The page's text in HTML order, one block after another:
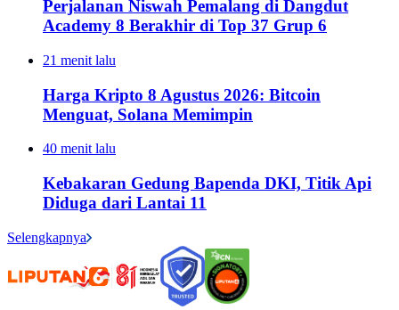
Perjalanan Niswah Pemalang di Dangdut
Academy 8 Berakhir di Top 37 Grup 6
21 menit lalu
Harga Kripto 8 Agustus 2026: Bitcoin
Menguat, Solana Memimpin
40 menit lalu
Kebakaran Gedung Bapenda DKI, Titik Api
Diduga dari Lantai 11
Selengkapnya